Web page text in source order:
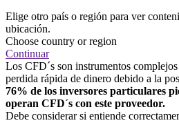
Elige otro país o región para ver
ubicación.
Choose country or region
Continuar
Los CFD´s son instrumentos
perdida rápida de dinero debido a la
76% de los inversores particulares
operan CFD´s con este proveedor.
Debe considerar si entiende